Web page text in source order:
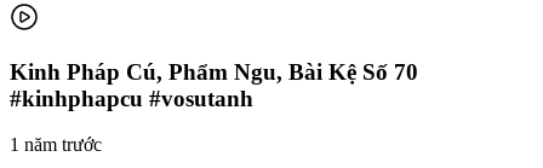
Kinh Pháp Cú, Phẩm Ngu, Bài Kệ Số 70
#kinhphapcu #vosutanh
1 năm trước